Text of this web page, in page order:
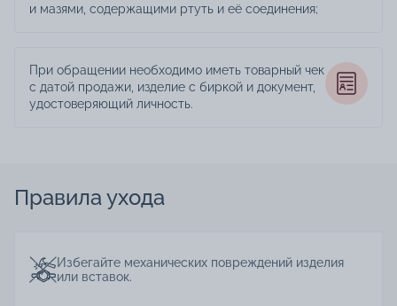
и мазями, содержащими ртуть и её соединения;
При обращении необходимо иметь товарный чек
с датой продажи, изделие с биркой и документ,
удостоверяющий личность.
Правила ухода
Избегайте механических повреждений изделия
или вставок.